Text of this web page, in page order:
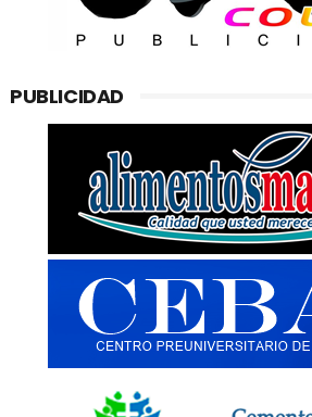
PUBLICIDAD